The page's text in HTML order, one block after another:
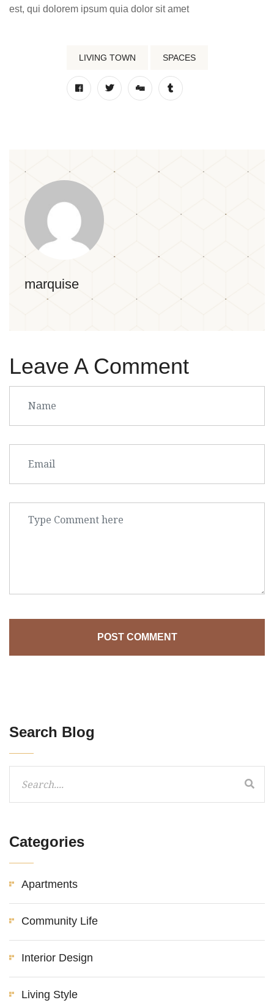
est, qui dolorem ipsum quia dolor sit amet
LIVING TOWN SPACES
marquise
Leave A Comment
POST COMMENT
Search Blog
Categories
Apartments
Community Life
Interior Design
Living Style